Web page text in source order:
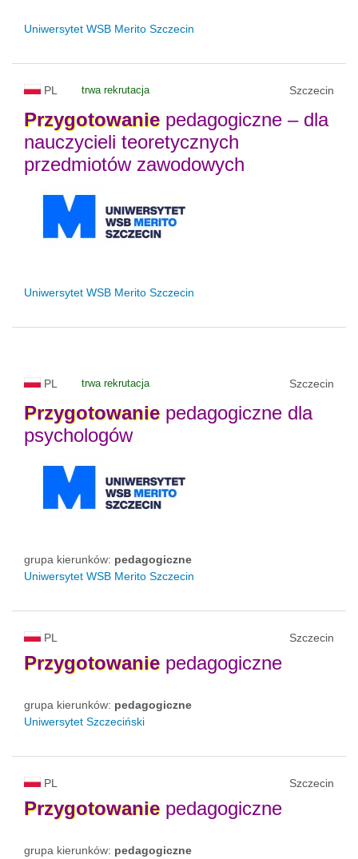
Uniwersytet WSB Merito Szczecin
PL trwa rekrutacja Szczecin
Przygotowaniepedagogiczne – dla
nauczycieli teoretycznych
przedmiotów zawodowych
Uniwersytet WSB Merito Szczecin
PL trwa rekrutacja Szczecin
Przygotowaniepedagogiczne dla
psychologów
grupa kierunków: pedagogiczne
Uniwersytet WSB Merito Szczecin
PL Szczecin
Przygotowaniepedagogiczne
grupa kierunków: pedagogiczne
Uniwersytet Szczeciński
PL Szczecin
Przygotowaniepedagogiczne
grupa kierunków: pedagogiczne